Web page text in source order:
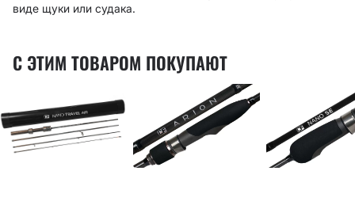
виде щуки или судака.
С ЭТИМ ТОВАРОМ ПОКУПАЮТ